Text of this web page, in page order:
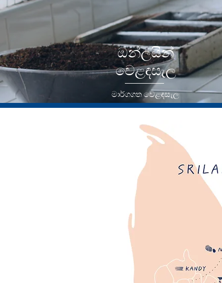
​ඔන්ලයින්
වෙළඳසැල
මාර්ගගත වෙළඳසැල